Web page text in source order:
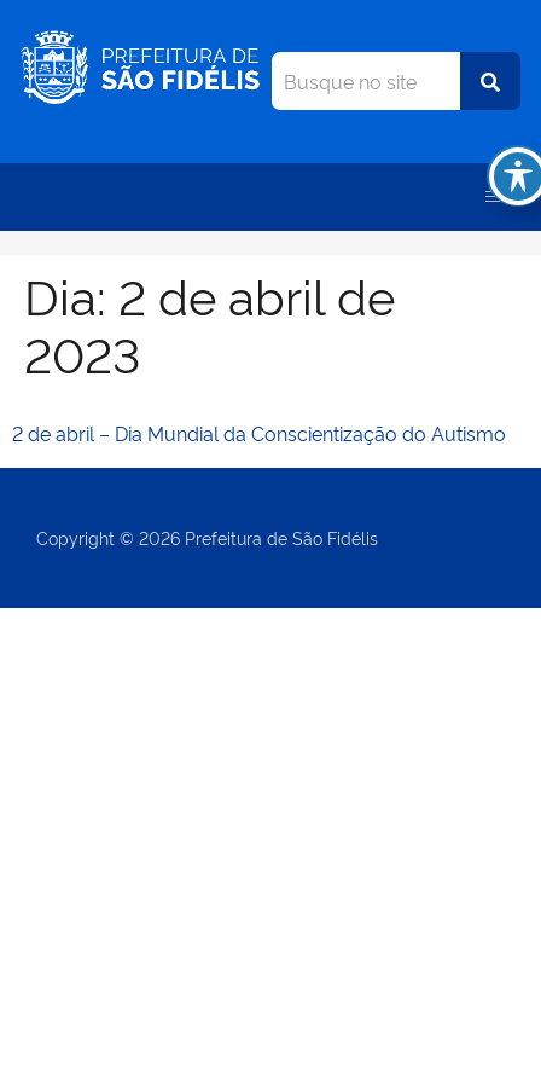
Dia: 2 de abril de
2023
2 de abril – Dia Mundial da Conscientização do Autismo
Copyright © 2026 Prefeitura de São Fidélis